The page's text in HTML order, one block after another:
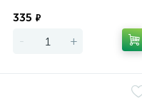
335 ₽
- +